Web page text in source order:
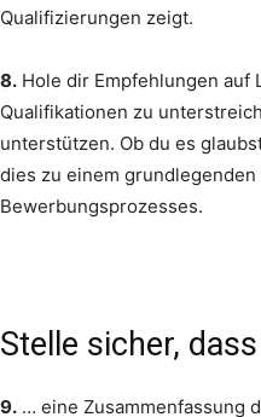
Qualifizierungen zeigt.
8. Hole dir Empfehlungen auf
Qualifikationen zu
unterstützen. Ob du es
dies zu einem
Bewerbungsprozesses.
Stelle sicher,
9. … eine Zusammenfassung